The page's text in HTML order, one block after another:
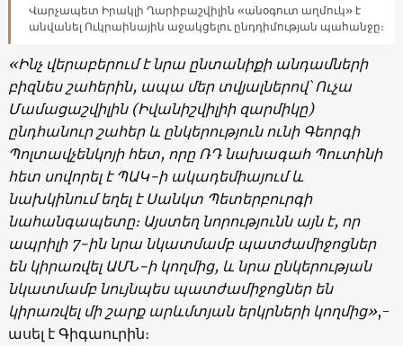
Վարչապետ Իրակլի Ղարիբաշվիլին «անօգուտ աղմուկ» է
անվանել Ուկրաինային աջակցելու ընդդիմության պահանջը։
«Ինչ վերաբերում է նրա ընտանիքի անդամների
բիզնես շահերին, ապա մեր տվյալներով՝ Ուչա
Մամացաշվիլին (Իվանիշվիլիի զարմիկը)
ընդհանուր շահեր և ընկերություն ունի Գեորգի
Պոլտավչենկոյի հետ, որը ՌԴ նախագահ Պուտինի
հետ սովորել է ՊԱԿ-ի ակադեմիայում և
նախկինում եղել է Սանկտ Պետերբուրգի
նահանգապետը։ Այստեղ նորությունն այն է, որ
ապրիլի 7-ին նրա նկատմամբ պատժամիջոցներ
են կիրառվել ԱՄՆ-ի կողմից, և նրա ընկերության
նկատմամբ նույնպես պատժամիջոցներ են
կիրառվել մի շարք արևմտյան երկրների կողմից»,-
ասել է Գիգաուրին։